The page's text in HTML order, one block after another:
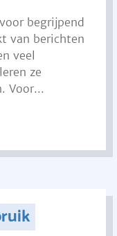
begrijpend
van berichten
veel
ze
Voor...